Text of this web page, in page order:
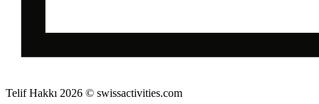
Telif Hakkı 2026 © swissactivities.com